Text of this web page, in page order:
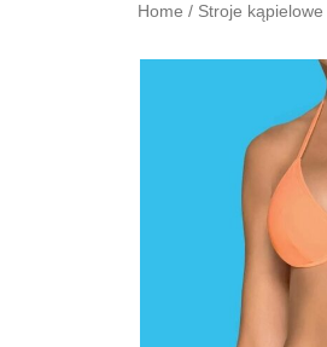
Home / Stroje kąpielowe